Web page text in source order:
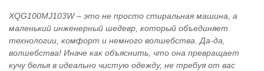
XQG100MJ103W – это не просто стиральная машина, а
маленький инженерный шедевр, который объединяет
технологии, комфорт и немного волшебства. Да-да,
волшебства! Иначе как объяснить, что она превращает
кучу белья в идеально чистую одежду, не требуя от вас